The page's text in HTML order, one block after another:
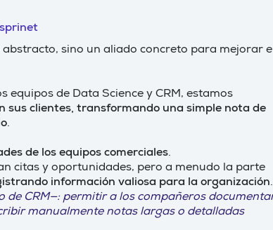
sino un aliado concreto para mejorar
equipos de Data Science y CRM, estamos
sus clientes, transformando una simple nota de
.
de los equipos comerciales.
citas y oportunidades, pero a menudo la parte
información valiosa para la organización.
de CRM—: permitir a los compañeros
manualmente notas largas o detalladas